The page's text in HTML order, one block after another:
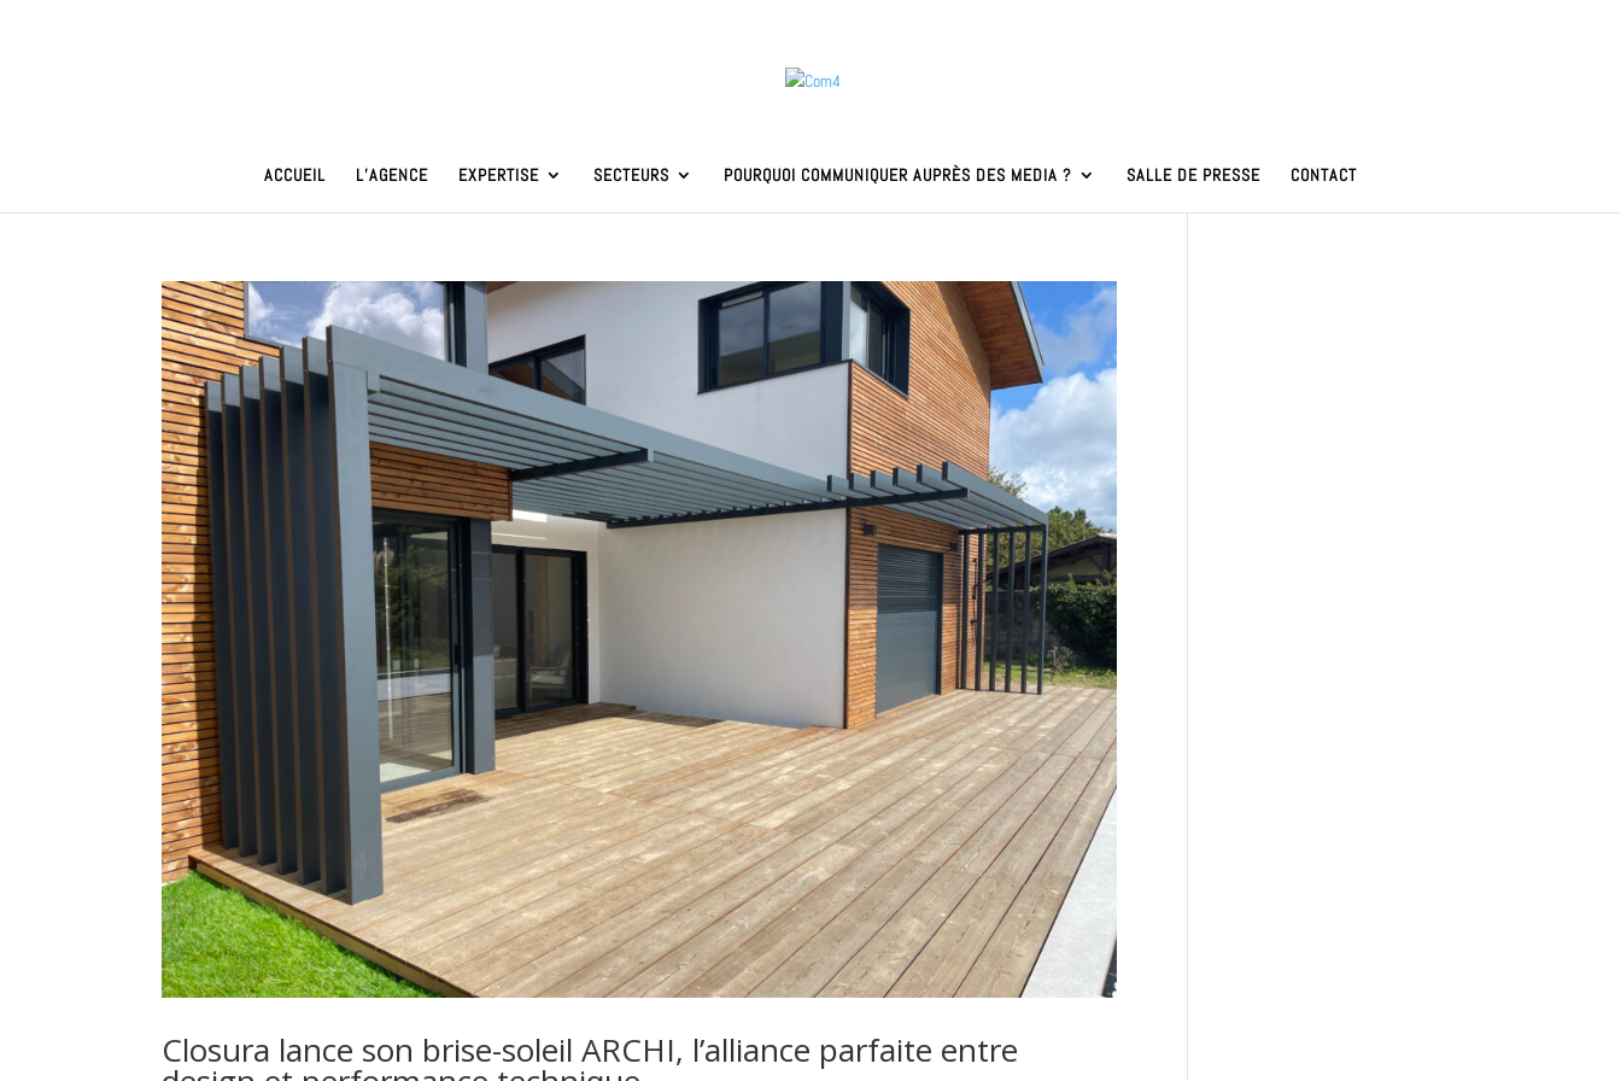
ACCUEIL L’AGENCE EXPERTISE SECTEURS POURQUOI COMMUNIQUER AUPRÈS DES MEDIA ? SALLE DE PRESSE CONTACT
Closura lance son brise-soleil ARCHI, l’alliance parfaite entre